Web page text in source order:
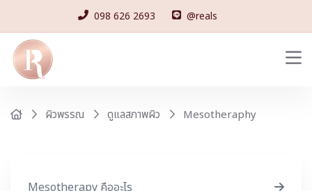
098 626 2693 @reals
ผิวพรรณ ดูแลสภาพผิว Mesotheraphy
Mesotherapy คืออะไร